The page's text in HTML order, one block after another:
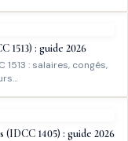
1513) : guide 2026
: salaires, congés,
1405) : guide 2026